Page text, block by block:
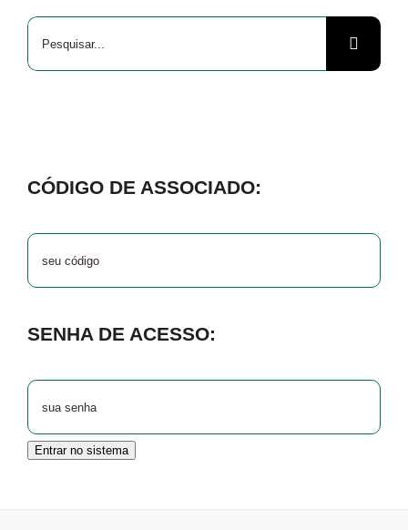
Buscar
resultados
CÓDIGO DE ASSOCIADO:
SENHA DE ACESSO:
Entrar no sistema